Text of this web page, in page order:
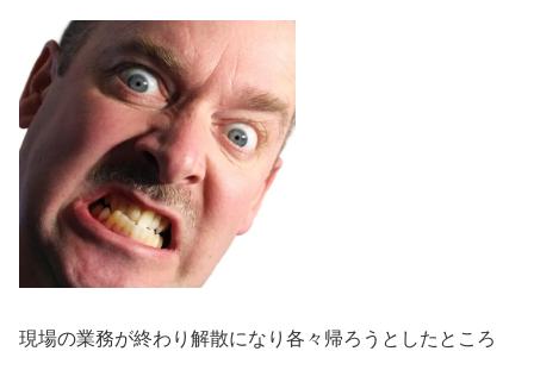
現場の業務が終わり解散になり各々帰ろうとしたところ